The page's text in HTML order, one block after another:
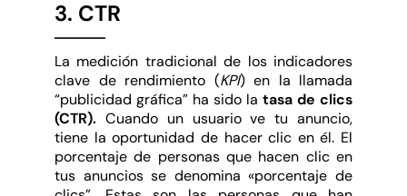
3. CTR
La medición tradicional de los indicadores
clave de rendimiento (KPI) en la llamada
“publicidad gráfica” ha sido la tasa de clics
(CTR). Cuando un usuario ve tu anuncio,
tiene la oportunidad de hacer clic en él. El
porcentaje de personas que hacen clic en
tus anuncios se denomina «porcentaje de